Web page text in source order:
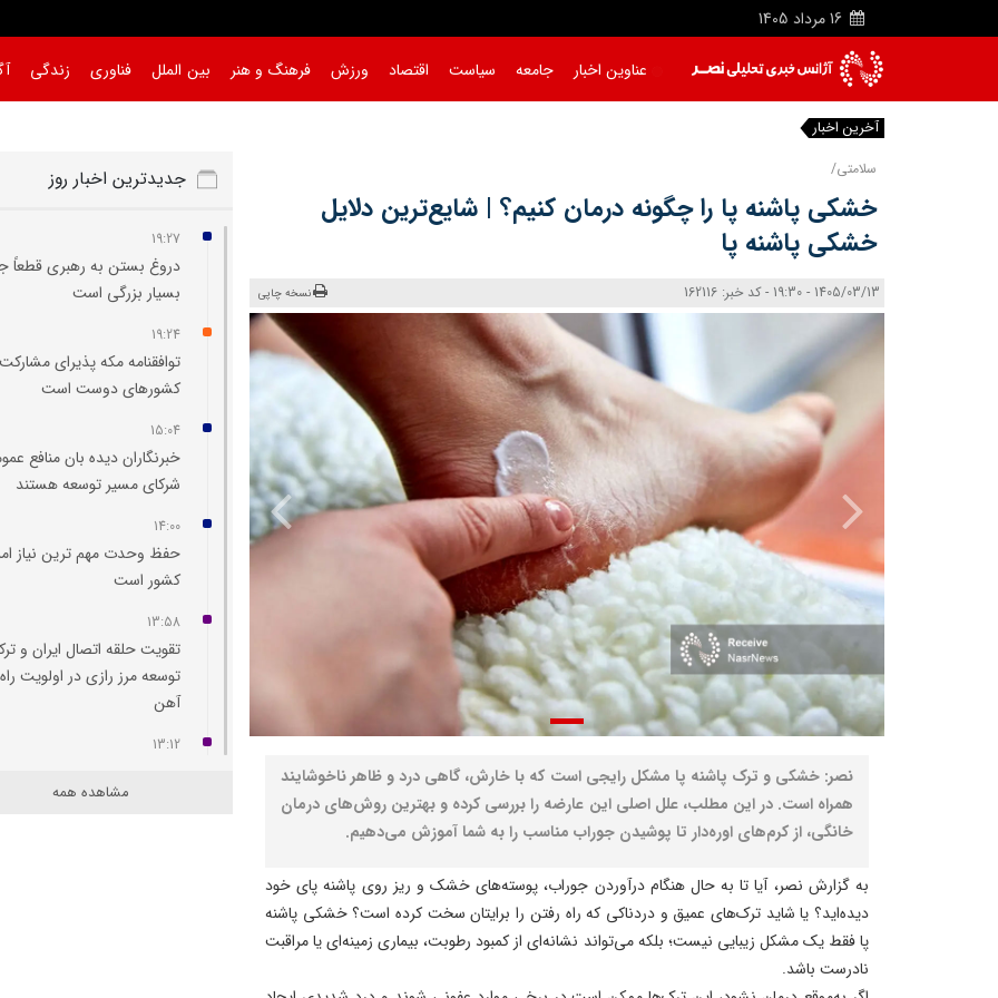
16 مرداد 1405
عناوین اخبار جامعه سیاست اقتصاد ورزش فرهنگ و هنر بین الملل فناوری زندگی
آخرین اخبار
سلامتی/
خشکی پاشنه پا را چگونه درمان کنیم؟ | شایع‌ترین دلایل
خشکی پاشنه پا
1405/03/13 - 19:30 - کد خبر: 162116 نسخه چاپی
نصر: خشکی و ترک پاشنه پا مشکل رایجی است که با خارش، گاهی درد و ظاهر ناخوشایند
همراه است. در این مطلب، علل اصلی این عارضه را بررسی کرده و بهترین روش‌های درمان
خانگی، از کرم‌های اوره‌دار تا پوشیدن جوراب مناسب را به شما آموزش می‌دهیم.
به گزارش نصر، آیا تا به حال هنگام درآوردن جوراب، پوسته‌های خشک و ریز روی پاشنه پای خود
دیده‌اید؟ یا شاید ترک‌های عمیق و دردناکی که راه رفتن را برایتان سخت کرده است؟ خشکی پاشنه
پا فقط یک مشکل زیبایی نیست؛ بلکه می‌تواند نشانه‌ای از کمبود رطوبت، بیماری زمینه‌ای یا مراقبت
نادرست باشد.
جدیدترین اخبار روز
19:27
دروغ بستن به رهبری قطعاً
بسیار بزرگی است
19:24
توافقنامه مکه پذیرای مشارکت
کشورهای دوست است
15:04
خبرنگاران دیده‌ بان منافع
شرکای مسیر توسعه هستند
14:00
حفظ وحدت مهم‌ ترین نیاز
کشور است
13:58
تقویت حلقه اتصال ایران و
توسعه مرز رازی در اولویت راه‌
آهن
13:12
بانک مرکزی به تنهایی قادر به
مشاهده همه